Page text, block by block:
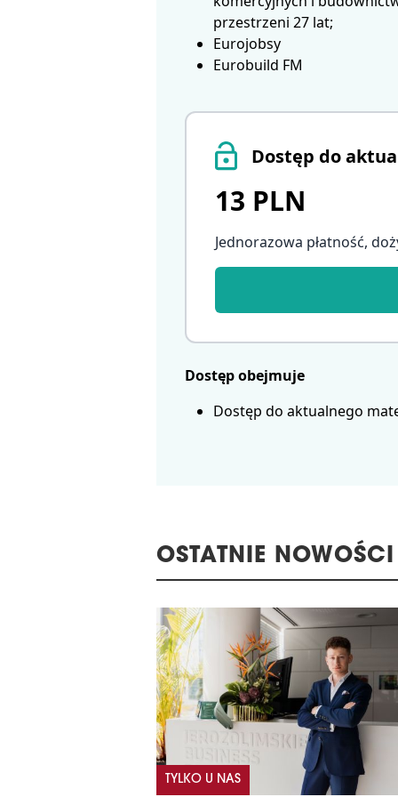
Dostęp do
13 PLN
Jednorazowa płatność,
Dostęp obejmuje
Dostęp do aktualnego
przestrzeni 27 lat;
Eurojobsy
Eurobuild FM
OSTATNIE NOWOŚCI
TYLKO U NAS